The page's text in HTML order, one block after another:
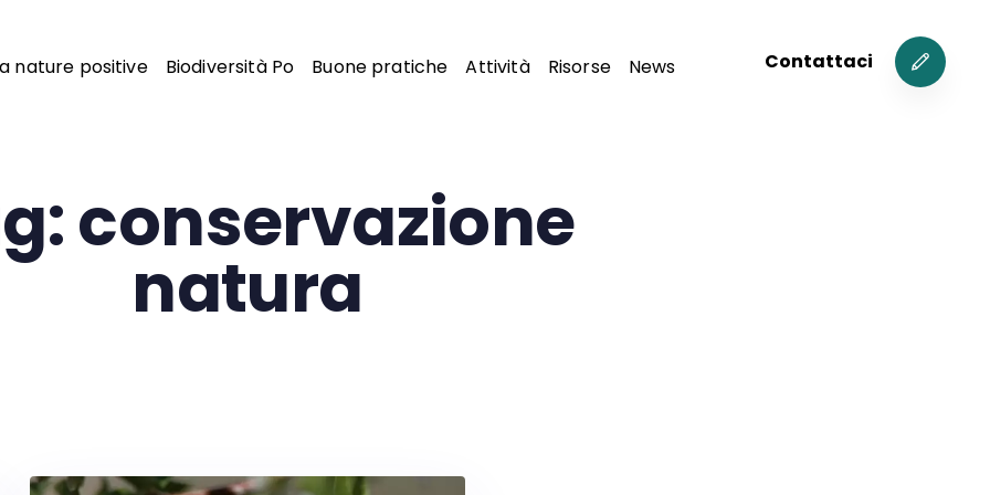
nature positive Biodiversità Po Buone pratiche Attività Risorse News Contattaci
conservazione
natura